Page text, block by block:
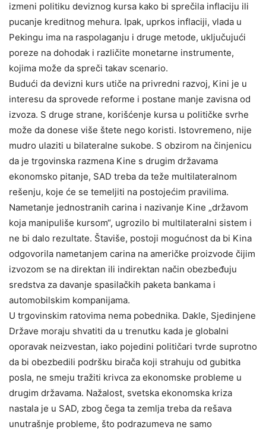
izmeni politiku deviznog kursa kako bi sprečila inflaciju ili
pucanje kreditnog mehura. Ipak, uprkos inflaciji, vlada u
Pekingu ima na raspolaganju i druge metode, uključujući
poreze na dohodak i različite monetarne instrumente,
kojima može da spreči takav scenario.
Budući da devizni kurs utiče na privredni razvoj, Kini je u
interesu da sprovede reforme i postane manje zavisna od
izvoza. S druge strane, korišćenje kursa u političke svrhe
može da donese više štete nego koristi. Istovremeno, nije
mudro ulaziti u bilateralne sukobe. S obzirom na činjenicu
da je trgovinska razmena Kine s drugim državama
ekonomsko pitanje, SAD treba da teže multilateralnom
rešenju, koje će se temeljiti na postojećim pravilima.
Nametanje jednostranih carina i nazivanje Kine „državom
koja manipuliše kursom“, ugrozilo bi multilateralni sistem i
ne bi dalo rezultate. Štaviše, postoji mogućnost da bi Kina
odgovorila nametanjem carina na američke proizvode čijim
izvozom se na direktan ili indirektan način obezbeđuju
sredstva za davanje spasilačkih paketa bankama i
automobilskim kompanijama.
U trgovinskim ratovima nema pobednika. Dakle, Sjedinjene
Države moraju shvatiti da u trenutku kada je globalni
oporavak neizvestan, iako pojedini političari tvrde suprotno
da bi obezbedili podršku birača koji strahuju od gubitka
posla, ne smeju tražiti krivca za ekonomske probleme u
drugim državama. Nažalost, svetska ekonomska kriza
nastala je u SAD, zbog čega ta zemlja treba da rešava
unutrašnje probleme, što podrazumeva ne samo